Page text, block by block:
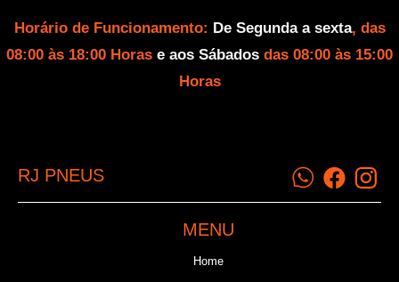
Horário de Funcionamento: De Segunda a sexta, das
08:00 às 18:00 Horas e aos Sábados das 08:00 às 15:00
Horas
RJ PNEUS
MENU
Home